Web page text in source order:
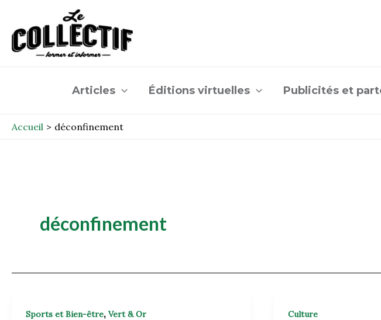
contenu
Articles Éditions virtuelles Publicités et
Accueil déconfinement
déconfinement
Sports et Bien-être, Vert & Or Culture